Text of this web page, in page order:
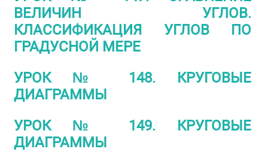
ВЕЛИЧИН УГЛОВ.
КЛАССИФИКАЦИЯ УГЛОВ ПО
ГРАДУСНОЙ МЕРЕ
УРОК № 148. КРУГОВЫЕ
ДИАГРАММЫ
УРОК № 149. КРУГОВЫЕ
ДИАГРАММЫ